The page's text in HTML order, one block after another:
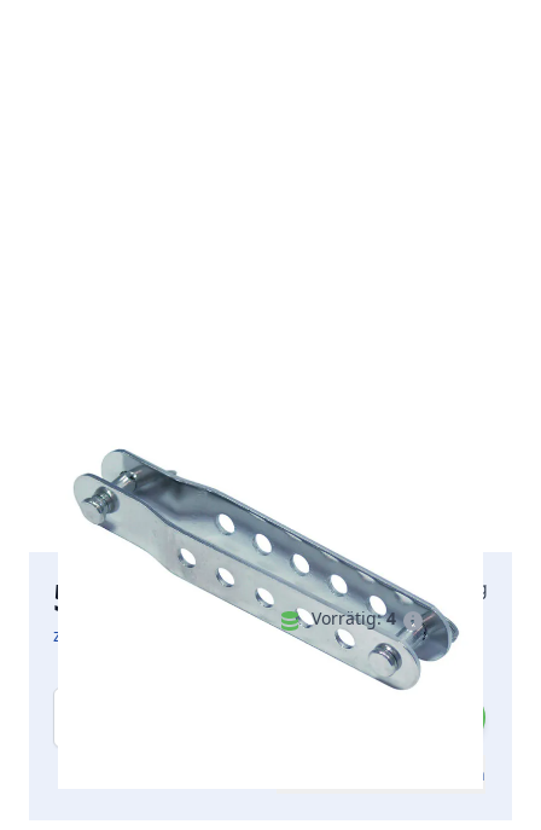
5,92 €
inkl. MwSt.
zzgl. Versandkosten
Lieferung am Montag
Vorrätig: 4
Menge
Zum Angebot hinzufügen